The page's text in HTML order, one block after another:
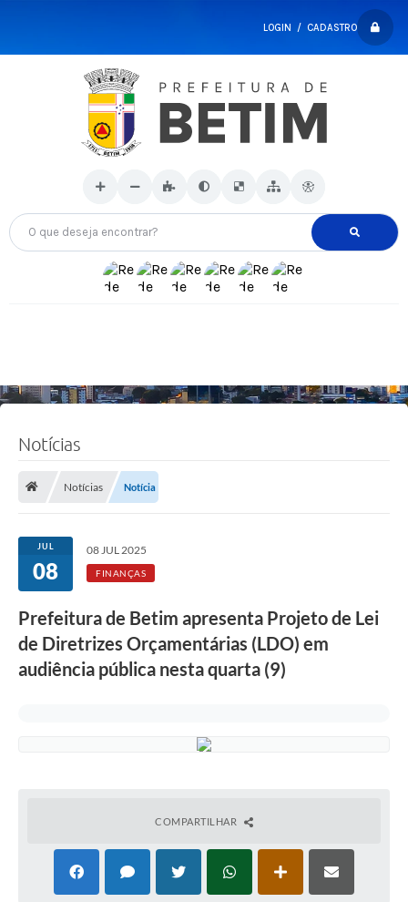
LOGIN / CADASTRO
O que deseja encontrar?
Notícias
Notícias Notícia
JUL
08
08 JUL 2025
FINANÇAS
Prefeitura de Betim apresenta Projeto de Lei
de Diretrizes Orçamentárias (LDO) em
audiência pública nesta quarta (9)
COMPARTILHAR